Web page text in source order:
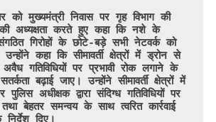
को मुख्यमंत्री निवास पर गृह विभाग की
अध्यक्षता करते हुए कहा कि नशे के
गिरोहों के छोटे-बड़े सभी नेटवर्क को
कहा कि सीमावर्ती क्षेत्रों में ड्रोन से
गतिविधियों पर प्रभावी रोक लगाने के
बढ़ाई जाए। उन्होंने सीमावर्ती क्षेत्रों में
अधीक्षक द्वारा संदिग्ध गतिविधियों पर
बेहतर समन्वय के साथ त्वरित कार्रवाई